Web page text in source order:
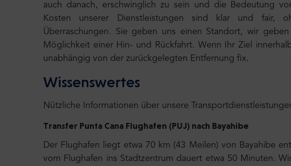
auch danach, erschwinglich zu sein und die Bedeutung
Kosten unserer Dienstleistungen sind klar und fair,
Überraschungen. Sie geben uns einen Standort, wir
Möglichkeit einer Hin- und Rückfahrt. Wenn Ihr Ziel
unabhängig von der zurückgelegten Entfernung fix.
Wissenswertes
Nützliche Informationen über unsere
Transfer Punta Cana Flughafen (PUJ) nach Bayahibe
Der Flughafen liegt etwa 70 km (43 Meilen) von Bayahibe
vom Flughafen ins Stadtzentrum dauert etwa 50 Minuten.